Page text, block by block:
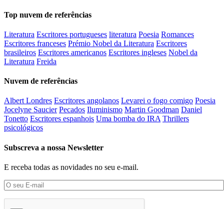
Top nuvem de referências
Literatura Escritores portugueses literatura Poesia Romances
Escritores franceses Prémio Nobel da Literatura Escritores
brasileiros Escritores americanos Escritores ingleses Nobel da
Literatura Freida
Nuvem de referências
Albert Londres Escritores angolanos Levarei o fogo comigo Poesia
Jocelyne Saucier Pecados Iluminismo Martin Goodman Daniel
Tonetto Escritores espanhois Uma bomba do IRA Thrillers
psicológicos
Subscreva a nossa Newsletter
E receba todas as novidades no seu e-mail.